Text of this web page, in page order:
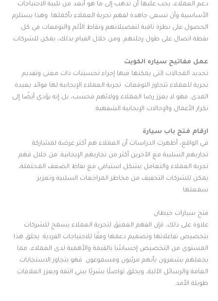
دعم العملاء، يجب عليها أن تذهب إلى ما هو أبعد من تلبية الاحتياجات
الأساسية وأن تسعى جاهدة لفهم تجربة العملاء بأكملها. وهذا يستلزم
الحصول على نظرة ثاقبة لتفضيلاتهم ونقاط الألم والتوقعات في كل
نقطة اتصال على طول رحلتهم. ومن خلال القيام بذلك، يمكن للشركات
عمل مفاتيح سياره الكويت
تحديد المجالات التي يمكنها فيها إجراء تحسينات ذات معنى وتقديم
تجربة للعملاء تتجاوز التوقعات. تجربة العملاء الإيجابية لها فوائد بعيدة
المدى. فهو لا يعزز رضا العملاء وولائهم فحسب، بل إنه يؤدي أيضًا إلى
تكرار الأعمال والإحالات الإيجابية الشفهية.
ارقام فتح باب سيارة
في الواقع، أظهرت الدراسات أن العملاء هم أكثر عرضة لمشاركة
تجاربهم السلبية مع الآخرين أكثر من تجاربهم الإيجابية. من خلال فهم
تجربة العملاء والتعامل بشكل استباقي مع نقاط الضعف المحتملة،
يمكن للشركات التخفيف من مخاطر المراجعات السلبية وتعزيز
سمعتها.
فتح سيارات خيطان
علاوة على ذلك، فإن الفهم العميق لتجربة العملاء يسمح للشركات
بتخصيص تفاعلاتها وتصميم دعمها وفقًا للاحتياجات الفردية. يخلق هذا
المستوى من التخصيص إحساسًا بالقيمة والأهمية لدى العملاء، مما
يجعلهم يشعرون بأنهم مرئيون ومسموعون. فهو يتجاوز الاستجابات
العامة والرسائل الآلية، ويخلق تواصلًا بشريًا يبني الثقة ويعزز العلاقات
طويلة الأمد.